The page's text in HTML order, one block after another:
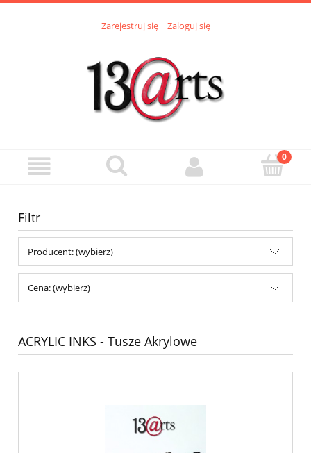
Zarejestruj się Zaloguj się
Filtr
Producent: (wybierz)
Cena: (wybierz)
ACRYLIC INKS - Tusze Akrylowe